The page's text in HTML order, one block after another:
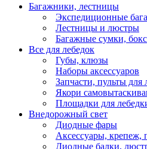
Багажники, лестницы
Экспедиционные
Лестницы и люстры
Багажные сумки,
Все для лебедок
Губы, клюзы
Наборы аксессуаров
Запчасти, пульты для
Якори
Площадки для
Внедорожный свет
Диодные фары
Аксессуары, крепеж,
Диодные балки,